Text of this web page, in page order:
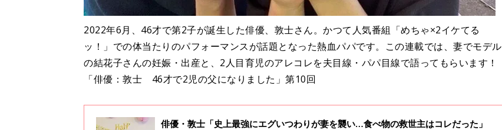
2022年6月、46才で第2子が誕生した俳優、敦士さん。かつて人気番組「めちゃ×2イケてる
ッ！」での体当たりのパフォーマンスが話題となった熱血パパです。この連載では、妻でモデル
の結花子さんの妊娠・出産と、2人目育児のアレコレを夫目線・パパ目線で語ってもらいます！
「俳優：敦士 46才で2児の父になりました」第10回
俳優・敦士「史上最強にエグいつわりが妻を襲い…食べ物の救世主はコレだった」